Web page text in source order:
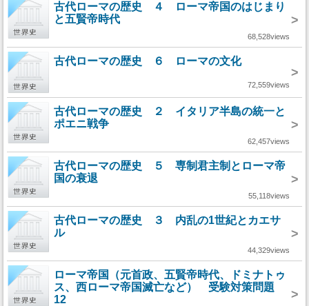
古代ローマの歴史 ４ ローマ帝国のはじまり
と五賢帝時代
>
68,528views
古代ローマの歴史 ６ ローマの文化
>
72,559views
古代ローマの歴史 ２ イタリア半島の統一と
ポエニ戦争
>
62,457views
古代ローマの歴史 ５ 専制君主制とローマ帝
国の衰退
>
55,118views
古代ローマの歴史 ３ 内乱の1世紀とカエサ
ル
>
44,329views
ローマ帝国（元首政、五賢帝時代、ドミナトゥ
ス、西ローマ帝国滅亡など） 受験対策問題
12
>